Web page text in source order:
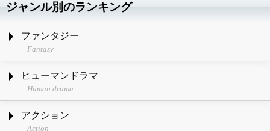
ジャンル別のランキング
ファンタジー
Fantasy
ヒューマンドラマ
Human drama
アクション
Action